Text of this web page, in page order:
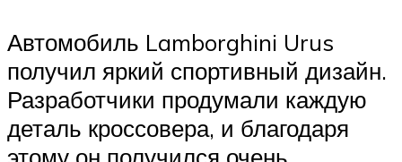
Автомобиль Lamborghini Urus
получил яркий спортивный дизайн.
Разработчики продумали каждую
деталь кроссовера, и благодаря